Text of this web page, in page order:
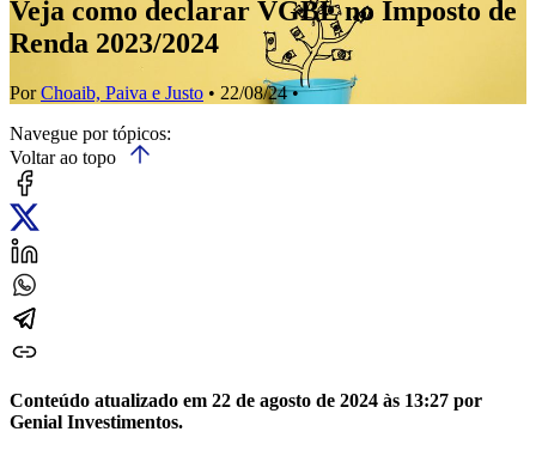
Veja como declarar VGBL no Imposto de
Renda 2023/2024
PorChoaib, Paiva e Justo • 22/08/24 •
Navegue por tópicos:
Voltar ao topo
Conteúdo atualizado em 22 de agosto de 2024 às 13:27 por
Genial Investimentos.